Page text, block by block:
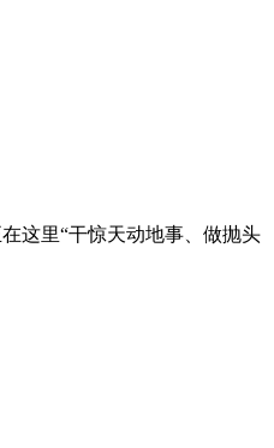
这里“干惊天动地事、做抛头